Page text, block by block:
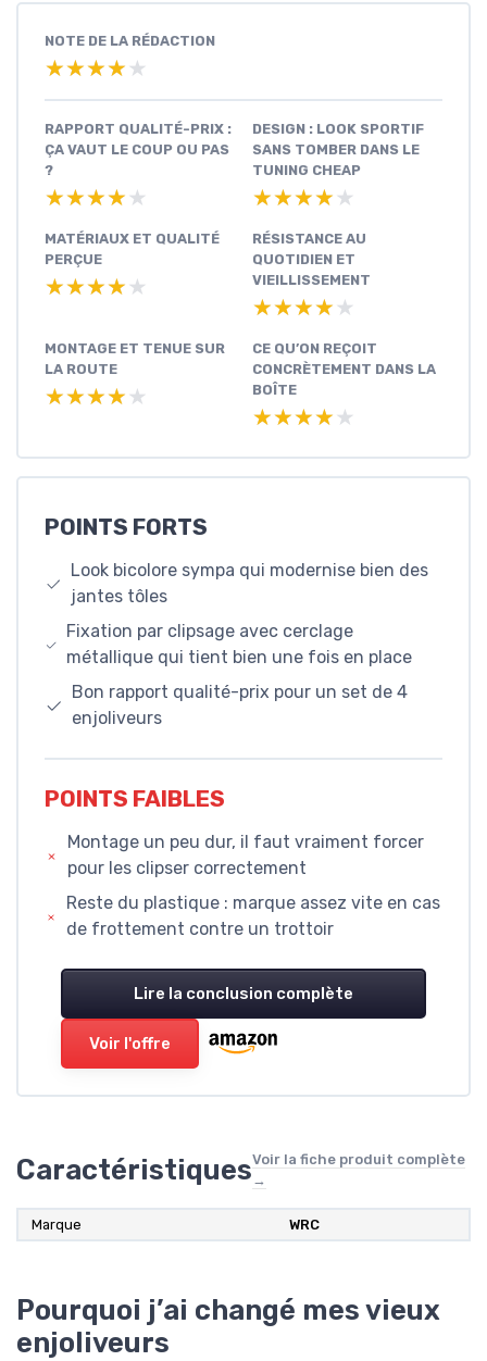
NOTE DE LA RÉDACTION
★★★★★
★★★★★
RAPPORT QUALITÉ-PRIX :
ÇA VAUT LE COUP OU PAS
?
★★★★★
★★★★★
DESIGN : LOOK SPORTIF
SANS TOMBER DANS LE
TUNING CHEAP
★★★★★
★★★★★
MATÉRIAUX ET QUALITÉ
PERÇUE
★★★★★
★★★★★
RÉSISTANCE AU
QUOTIDIEN ET
VIEILLISSEMENT
★★★★★
★★★★★
MONTAGE ET TENUE SUR
LA ROUTE
★★★★★
★★★★★
CE QU’ON REÇOIT
CONCRÈTEMENT DANS LA
BOÎTE
★★★★★
★★★★★
POINTS FORTS
Look bicolore sympa qui modernise bien des
jantes tôles
Fixation par clipsage avec cerclage
métallique qui tient bien une fois en place
Bon rapport qualité-prix pour un set de 4
enjoliveurs
POINTS FAIBLES
Montage un peu dur, il faut vraiment forcer
pour les clipser correctement
Reste du plastique : marque assez vite en cas
de frottement contre un trottoir
Lire la conclusion complète
Voir l'offre
CaractéristiquesVoir la fiche produit complète
→
Marque ‎WRC
Pourquoi j’ai changé mes vieux
enjoliveurs